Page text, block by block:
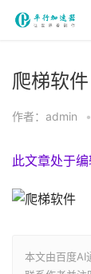
爬梯软件
作者：admin •
此文章处于
本文由百度AI